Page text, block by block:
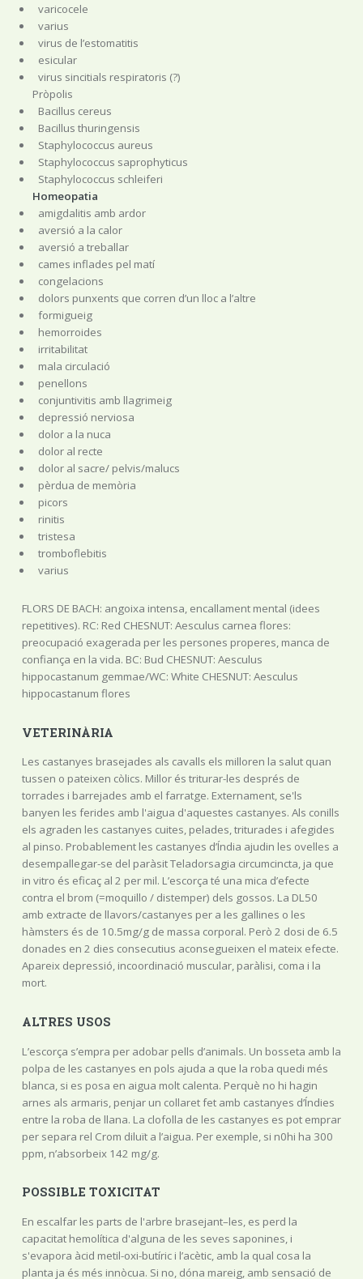
varicocele
varius
virus de l’estomatitis
esicular
virus sincitials respiratoris (?)
Pròpolis
Bacillus cereus
Bacillus thuringensis
Staphylococcus aureus
Staphylococcus saprophyticus
Staphylococcus schleiferi
Homeopatia
amigdalitis amb ardor
aversió a la calor
aversió a treballar
cames inflades pel matí
congelacions
dolors punxents que corren d’un lloc a l’altre
formigueig
hemorroides
irritabilitat
mala circulació
penellons
conjuntivitis amb llagrimeig
depressió nerviosa
dolor a la nuca
dolor al recte
dolor al sacre/ pelvis/malucs
pèrdua de memòria
picors
rinitis
tristesa
tromboflebitis
varius
FLORS DE BACH: angoixa intensa, encallament mental (idees
repetitives). RC: Red CHESNUT: Aesculus carnea flores:
preocupació exagerada per les persones properes, manca de
confiança en la vida. BC: Bud CHESNUT: Aesculus
hippocastanum gemmae/WC: White CHESNUT: Aesculus
hippocastanum flores
VETERINÀRIA
Les castanyes brasejades als cavalls els milloren la salut quan
tussen o pateixen còlics. Millor és triturar-les després de
torrades i barrejades amb el farratge. Externament, se'ls
banyen les ferides amb l'aigua d'aquestes castanyes. Als conills
els agraden les castanyes cuites, pelades, triturades i afegides
al pinso. Probablement les castanyes d’Índia ajudin les ovelles a
desempallegar-se del paràsit Teladorsagia circumcincta, ja que
in vitro és eficaç al 2 per mil. L’escorça té una mica d’efecte
contra el brom (=moquillo / distemper) dels gossos. La DL50
amb extracte de llavors/castanyes per a les gallines o les
hàmsters és de 10.5mg/g de massa corporal. Però 2 dosi de 6.5
donades en 2 dies consecutius aconsegueixen el mateix efecte.
Apareix depressió, incoordinació muscular, paràlisi, coma i la
mort.
ALTRES USOS
L’escorça s’empra per adobar pells d’animals. Un bosseta amb la
polpa de les castanyes en pols ajuda a que la roba quedi més
blanca, si es posa en aigua molt calenta. Perquè no hi hagin
arnes als armaris, penjar un collaret fet amb castanyes d’Índies
entre la roba de llana. La clofolla de les castanyes es pot emprar
per separa rel Crom diluït a l’aigua. Per exemple, si n0hi ha 300
ppm, n’absorbeix 142 mg/g.
POSSIBLE TOXICITAT
En escalfar les parts de l'arbre brasejant–les, es perd la
capacitat hemolítica d'alguna de les seves saponines, i
s'evapora àcid metil-oxi-butíric i l’acètic, amb la qual cosa la
planta ja és més innòcua. Si no, dóna mareig, amb sensació de